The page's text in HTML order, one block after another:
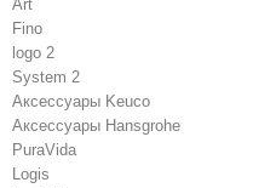
Art
Fino
logo 2
System 2
Аксессуары Keuco
Аксессуары Hansgrohe
PuraVida
Logis